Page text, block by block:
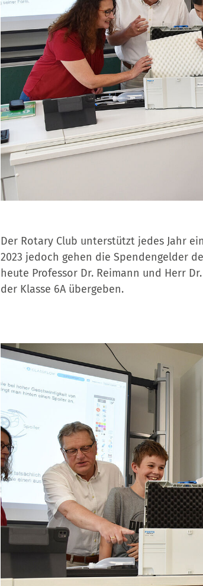
Der Rotary Club unterstützt jedes Jahr
2023 jedoch gehen die Spendengelder
heute Professor Dr. Reimann und Herr
der Klasse 6A übergeben.